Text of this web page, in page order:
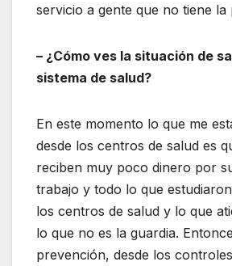
servicio a gente que no tiene la
– ¿Cómo ves la situación de
sistema de salud?
En este momento lo que me
desde los centros de salud es
reciben muy poco dinero por
trabajo y todo lo que
los centros de salud y lo que
lo que no es la guardia.
prevención, desde los